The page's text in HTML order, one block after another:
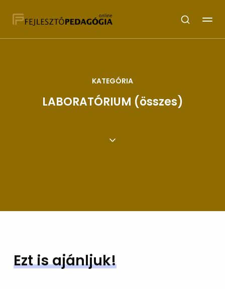
KATEGÓRIA
LABORATÓRIUM (összes)
Ezt is ajánljuk!